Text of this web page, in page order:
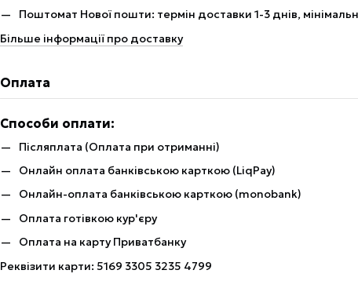
Поштомат Нової пошти: термін доставки 1-3 днів,
Більше інформації про доставку
Оплата
Способи оплати:
Післяплата (Оплата при отриманні)
Онлайн оплата банківською карткою (LiqPay)
Онлайн-оплата банківською карткою (monobank)
Оплата готівкою кур'єру
Оплата на карту Приватбанку
Реквізити карти: 5169 3305 3235 4799